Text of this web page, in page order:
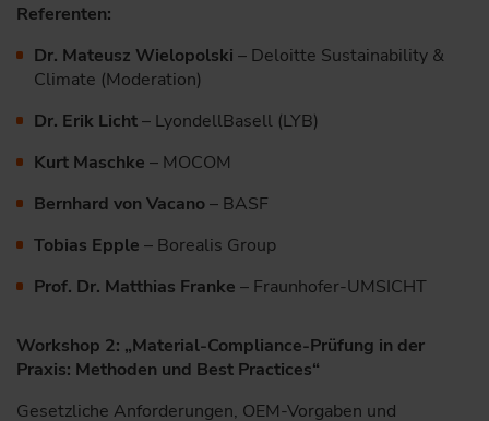
Referenten:
Dr. Mateusz Wielopolski – Deloitte Sustainability &
Climate (Moderation)
Dr. Erik Licht– LyondellBasell (LYB)
Kurt Maschke – MOCOM
Bernhard von Vacano– BASF
Tobias Epple – Borealis Group
Prof. Dr. Matthias Franke – Fraunhofer-UMSICHT
Workshop 2: „Material-Compliance-Prüfung in der
Praxis: Methoden und Best Practices“
Gesetzliche Anforderungen, OEM-Vorgaben und